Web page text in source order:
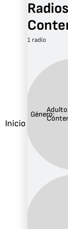
Inicio
1 radio
Género:Adulto